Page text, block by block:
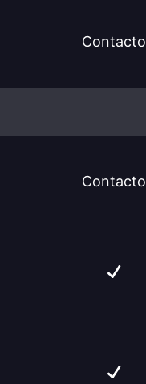
Contacto
Contacto